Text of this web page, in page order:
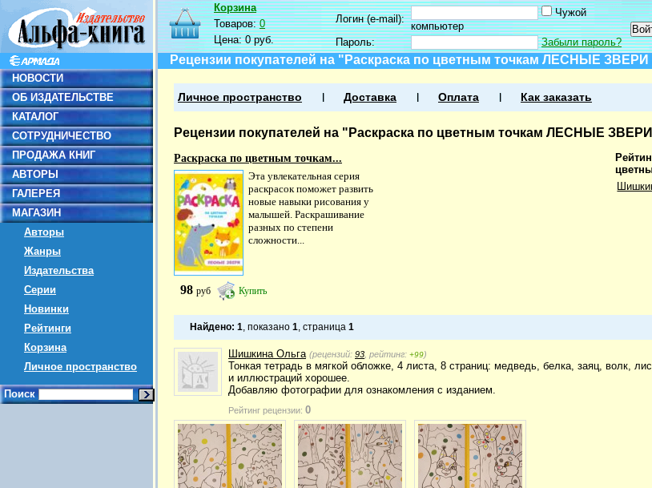
НОВОСТИ
ОБ ИЗДАТЕЛЬСТВЕ
КАТАЛОГ
СОТРУДНИЧЕСТВО
ПРОДАЖА КНИГ
АВТОРЫ
ГАЛЕРЕЯ
МАГАЗИН
Авторы
Жанры
Издательства
Серии
Новинки
Рейтинги
Корзина
Личное пространство
Поиск
Корзина
Товаров:0
Цена:0 руб.
Логин (e-mail):
Чужой
компьютер
Пароль:
Забыли пароль?
Рецензии покупателей на "Раскраска по цветным точкам ЛЕСНЫЕ ЗВЕРИ
Личное пространство Доставка Оплата Как заказать
Рецензии покупателей на "Раскраска по цветным точкам ЛЕСНЫЕ ЗВЕРИ
Раскраска по цветным точкам...
Эта увлекательная серия
раскрасок поможет развить
новые навыки рисования у
малышей. Раскрашивание
разных по степени
сложности...
98 руб Купить
Найдено: 1, показано 1, страница 1
Шишкина Ольга (рецензий: 93 , рейтинг: +99)
Тонкая тетрадь в мягкой обложке, 4 листа, 8 страниц: медведь, белка, заяц, волк,
и иллюстраций хорошее.
Добавляю фотографии для ознакомления с изданием.
Рейтинг рецензии: 0